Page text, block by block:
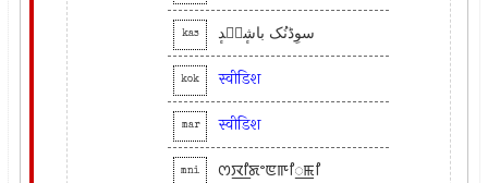
kas سوِڈنُک باشٕنٛدٕ
kok स्वीडिश
mar स्वीडिश
mni ꯁꯋ꯭ꯤꯗꯦꯟꯒꯤ꯭ꯃꯤ